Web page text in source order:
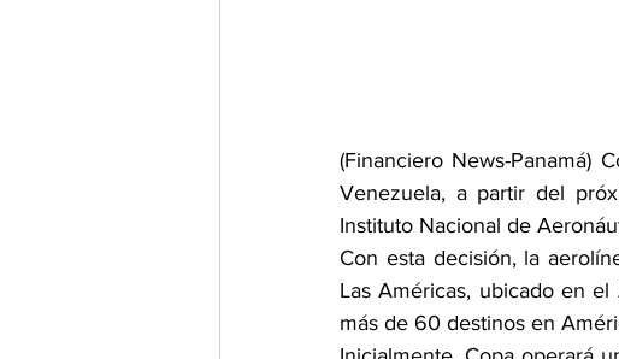
(Financiero News-Panamá)
Venezuela, a partir del
Instituto Nacional de
Con esta decisión, la
Las Américas, ubicado en
más de 60 destinos en